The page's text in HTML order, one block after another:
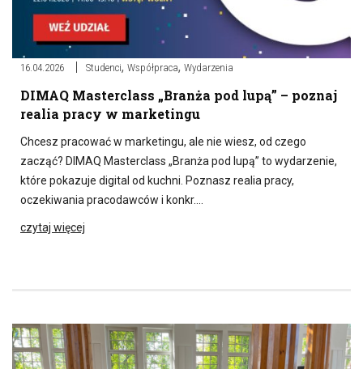
16.04.2026 Studenci, Współpraca, Wydarzenia
DIMAQ Masterclass „Branża pod lupą” – poznaj
realia pracy w marketingu
Chcesz pracować w marketingu, ale nie wiesz, od czego
zacząć? DIMAQ Masterclass „Branża pod lupą” to wydarzenie,
które pokazuje digital od kuchni. Poznasz realia pracy,
oczekiwania pracodawców i konkr….
czytaj więcej